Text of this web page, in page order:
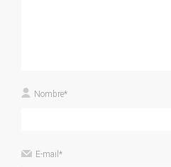
Nombre*
E-mail *